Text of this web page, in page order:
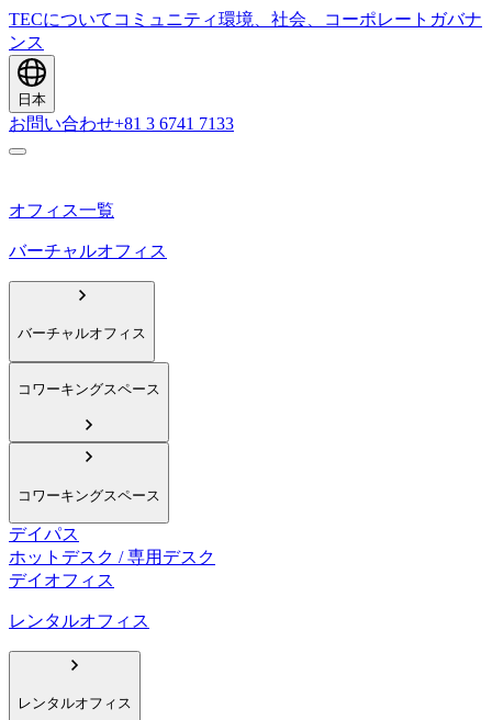
TECについて コミュニティ環境、社会、コーポレートガバナ
ンス
日本
お問い合わせ+81 3 6741 7133
オフィス一覧
バーチャルオフィス
バーチャルオフィス
コワーキングスペース
コワーキングスペース
デイパス
ホットデスク / 専用デスク
デイオフィス
レンタルオフィス
レンタルオフィス